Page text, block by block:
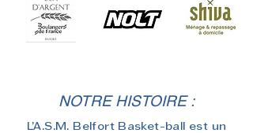
NOTRE HISTOIRE :
L’A.S.M. Belfort Basket-ball est un